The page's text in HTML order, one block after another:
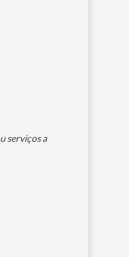
serviços a